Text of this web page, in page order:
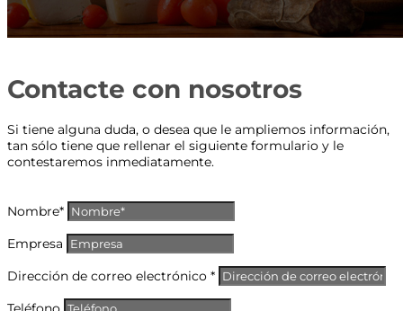
Contacte con nosotros
Si tiene alguna duda, o desea que le ampliemos información,
tan sólo tiene que rellenar el siguiente formulario y le
contestaremos inmediatamente.
Nombre*
Empresa
Dirección de correo electrónico *